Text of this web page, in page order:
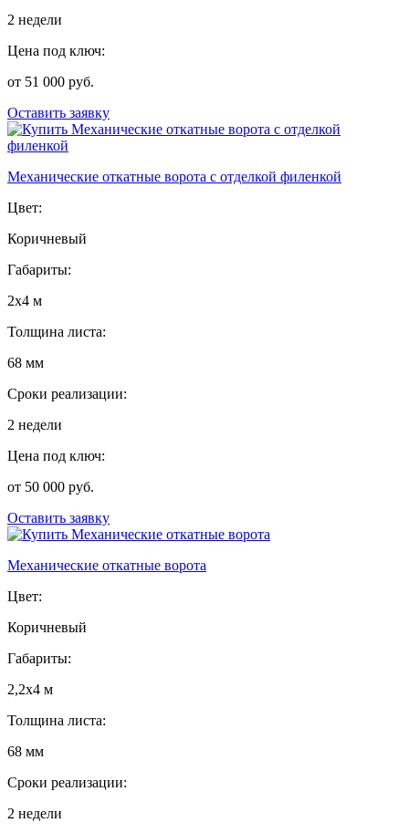
2 недели
Цена под ключ:
от 51 000 руб.
Оставить заявку
Механические откатные ворота с отделкой филенкой
Цвет:
Коричневый
Габариты:
2х4 м
Толщина листа:
68 мм
Сроки реализации:
2 недели
Цена под ключ:
от 50 000 руб.
Оставить заявку
Механические откатные ворота
Цвет:
Коричневый
Габариты:
2,2х4 м
Толщина листа:
68 мм
Сроки реализации:
2 недели